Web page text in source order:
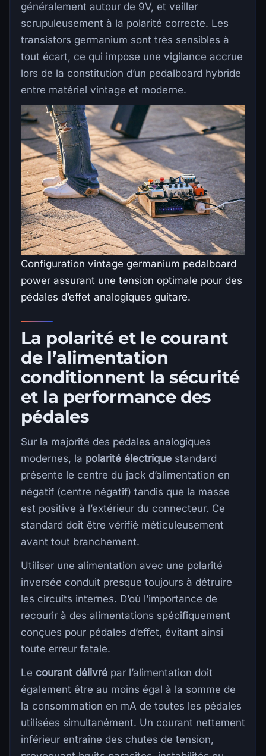
généralement autour de 9V, et veiller
scrupuleusement à la polarité correcte. Les
transistors germanium sont très sensibles à
tout écart, ce qui impose une vigilance accrue
lors de la constitution d’un pedalboard hybride
entre matériel vintage et moderne.
Configuration vintage germanium pedalboard
power assurant une tension optimale pour des
pédales d’effet analogiques guitare.
La polarité et le courant
de l’alimentation
conditionnent la sécurité
et la performance des
pédales
Sur la majorité des pédales analogiques
modernes, la polarité électrique standard
présente le centre du jack d’alimentation en
négatif (centre négatif) tandis que la masse
est positive à l’extérieur du connecteur. Ce
standard doit être vérifié méticuleusement
avant tout branchement.
Utiliser une alimentation avec une polarité
inversée conduit presque toujours à détruire
les circuits internes. D’où l’importance de
recourir à des alimentations spécifiquement
conçues pour pédales d’effet, évitant ainsi
toute erreur fatale.
Le courant délivré par l’alimentation doit
également être au moins égal à la somme de
la consommation en mA de toutes les pédales
utilisées simultanément. Un courant nettement
inférieur entraîne des chutes de tension,